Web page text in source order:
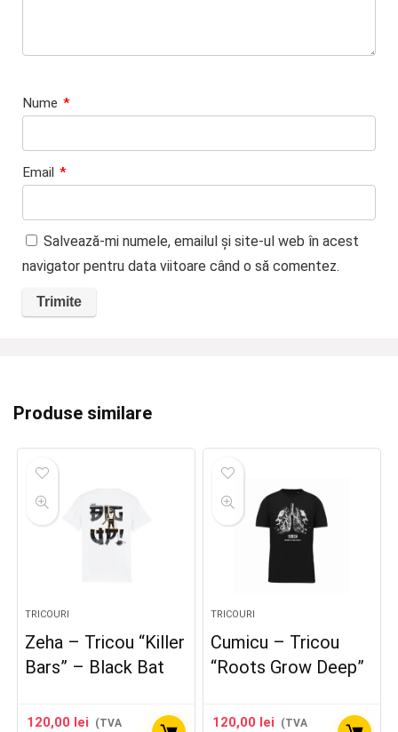
Nume *
Email *
Salvează-mi numele, emailul și site-ul web în acest
navigator pentru data viitoare când o să comentez.
Produse similare
TRICOURI
Zeha – Tricou “Killer
Bars” – Black Bat
120,00 lei
(TVA
TRICOURI
Cumicu – Tricou
“Roots Grow Deep”
120,00 lei
(TVA